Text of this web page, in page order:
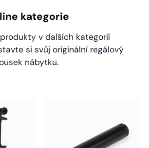
kategorie
v dalších kategorií
si svůj originální regálový
nábytku.